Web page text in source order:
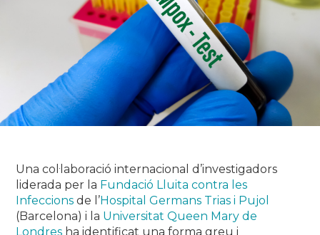
Una col·laboració internacional d’investigadors
liderada per la Fundació Lluita contra les
Infeccions de l’Hospital Germans Trias i Pujol
(Barcelona) i la Universitat Queen Mary de
Londres ha identificat una forma greu i